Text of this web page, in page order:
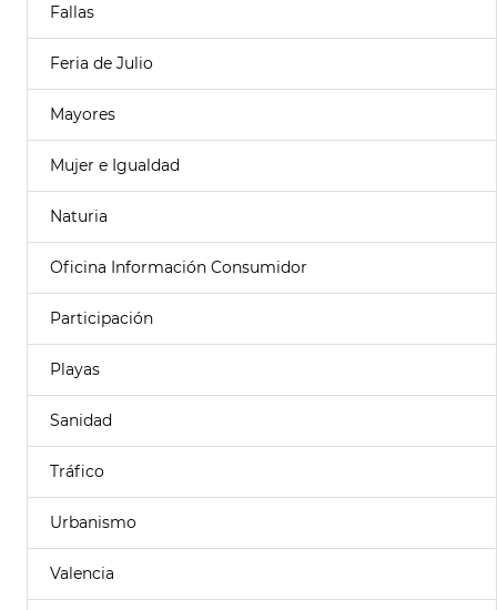
Fallas
Feria de Julio
Mayores
Mujer e Igualdad
Naturia
Oficina Información Consumidor
Participación
Playas
Sanidad
Tráfico
Urbanismo
Valencia